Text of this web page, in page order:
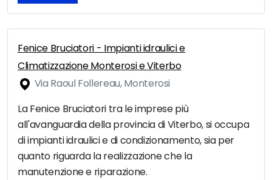
Fenice Bruciatori - Impianti idraulici e
Climatizzazione Monterosi e Viterbo
Via Raoul Follereau, Monterosi
La Fenice Bruciatori tra le imprese più
all'avanguardia della provincia di Viterbo, si occupa
di impianti idraulici e di condizionamento, sia per
quanto riguarda la realizzazione che la
manutenzione e riparazione.